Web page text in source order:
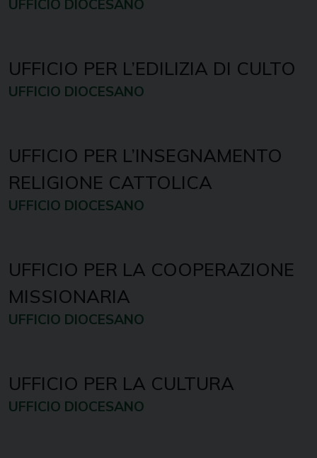
UFFICIO DIOCESANO
UFFICIO PER L’EDILIZIA DI CULTO
UFFICIO DIOCESANO
UFFICIO PER L’INSEGNAMENTO
RELIGIONE CATTOLICA
UFFICIO DIOCESANO
UFFICIO PER LA COOPERAZIONE
MISSIONARIA
UFFICIO DIOCESANO
UFFICIO PER LA CULTURA
UFFICIO DIOCESANO